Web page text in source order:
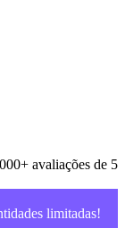
avaliações de 5
limitadas!